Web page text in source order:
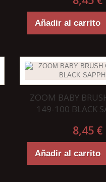
Añadir al carrito
ZOOM BABY
149-100 BLACK
8,45 €
Añadir al carrito